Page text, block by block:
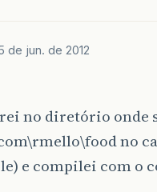
de jun. de 2012
no diretório onde
no
e compilei com o